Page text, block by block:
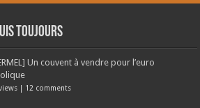
toujours
Un couvent à vendre pour l’euro
| 12 comments